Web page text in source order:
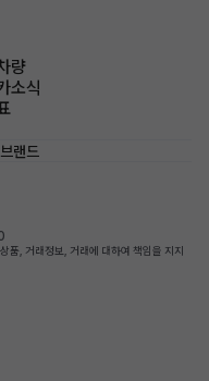
량
소식
브랜드
품, 거래정보, 거래에 대하여 책임을 지지